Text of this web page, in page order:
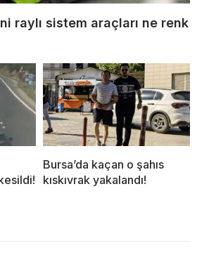
raylı sistem araçları ne renk
Bursa’da kaçan o şahıs
kıskıvrak yakalandı!